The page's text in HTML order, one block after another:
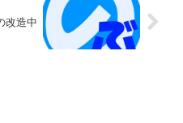
改造中